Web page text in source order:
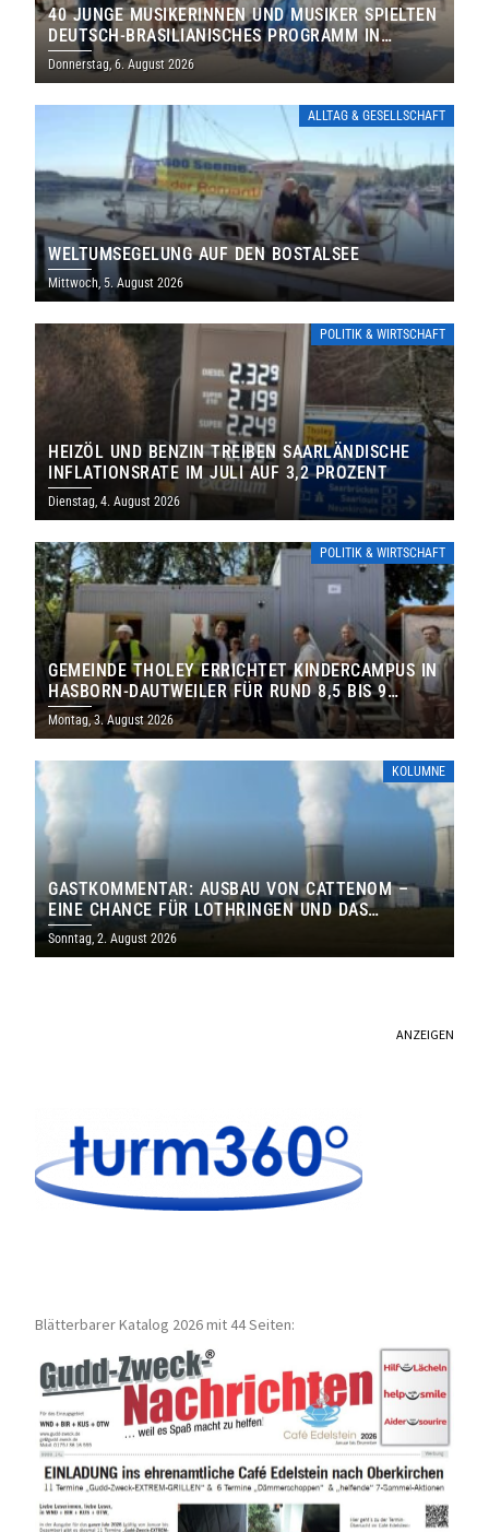
40 JUNGE MUSIKERINNEN UND MUSIKER SPIELTEN
DEUTSCH-BRASILIANISCHES PROGRAMM IN
THOLEY
Donnerstag, 6. August 2026
ALLTAG & GESELLSCHAFT
WELTUMSEGELUNG AUF DEN BOSTALSEE
Mittwoch, 5. August 2026
POLITIK & WIRTSCHAFT
HEIZÖL UND BENZIN TREIBEN SAARLÄNDISCHE
INFLATIONSRATE IM JULI AUF 3,2 PROZENT
Dienstag, 4. August 2026
POLITIK & WIRTSCHAFT
GEMEINDE THOLEY ERRICHTET KINDERCAMPUS IN
HASBORN-DAUTWEILER FÜR RUND 8,5 BIS 9
MILLIONEN EURO
Montag, 3. August 2026
KOLUMNE
GASTKOMMENTAR: AUSBAU VON CATTENOM –
EINE CHANCE FÜR LOTHRINGEN UND DAS
SAARLAND
Sonntag, 2. August 2026
ANZEIGEN
Blätterbarer Katalog 2026 mit 44 Seiten: